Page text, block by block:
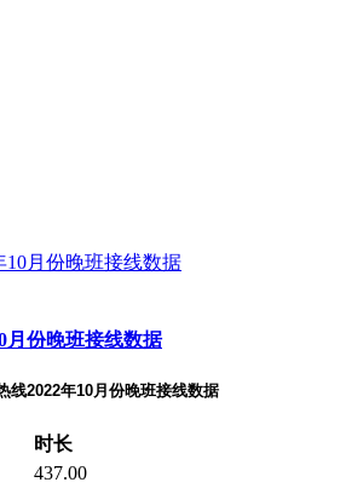
月份晚班接线数据
线2022年10月份晚班接线数据
时长
437.00